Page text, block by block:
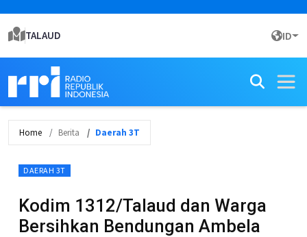
TALAUD ID
Home Berita Daerah 3T
DAERAH 3T
Kodim 1312/Talaud dan Warga
Bersihkan Bendungan Ambela